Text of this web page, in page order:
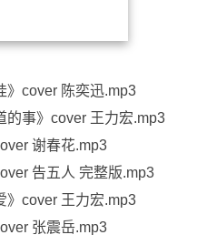
》cover 陈奕迅.mp3
的事》cover 王力宏.mp3
谢春花.mp3
告五人 完整版.mp3
》cover 王力宏.mp3
张震岳.mp3